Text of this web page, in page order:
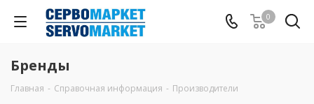
0
Бренды
Главная - Справочная информация - Производители